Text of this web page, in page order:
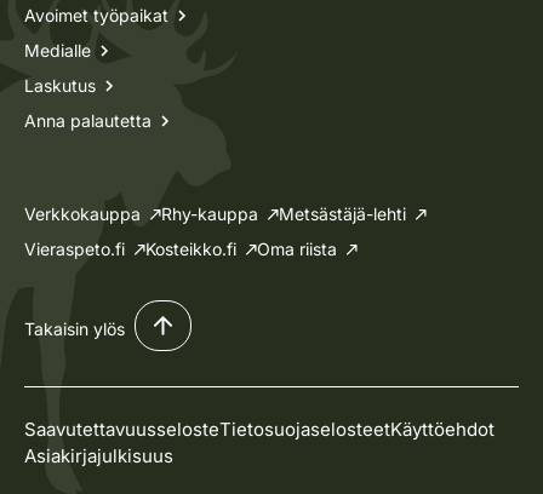
Avoimet työpaikat
Medialle
Laskutus
Anna palautetta
Verkkokauppa Rhy-kauppa
Metsästäjä-lehti
Vieraspeto.fi
Kosteikko.fi Oma riista
Takaisin ylös
SaavutettavuusselosteTietosuojaselosteetKäyttöehdot
Asiakirjajulkisuus